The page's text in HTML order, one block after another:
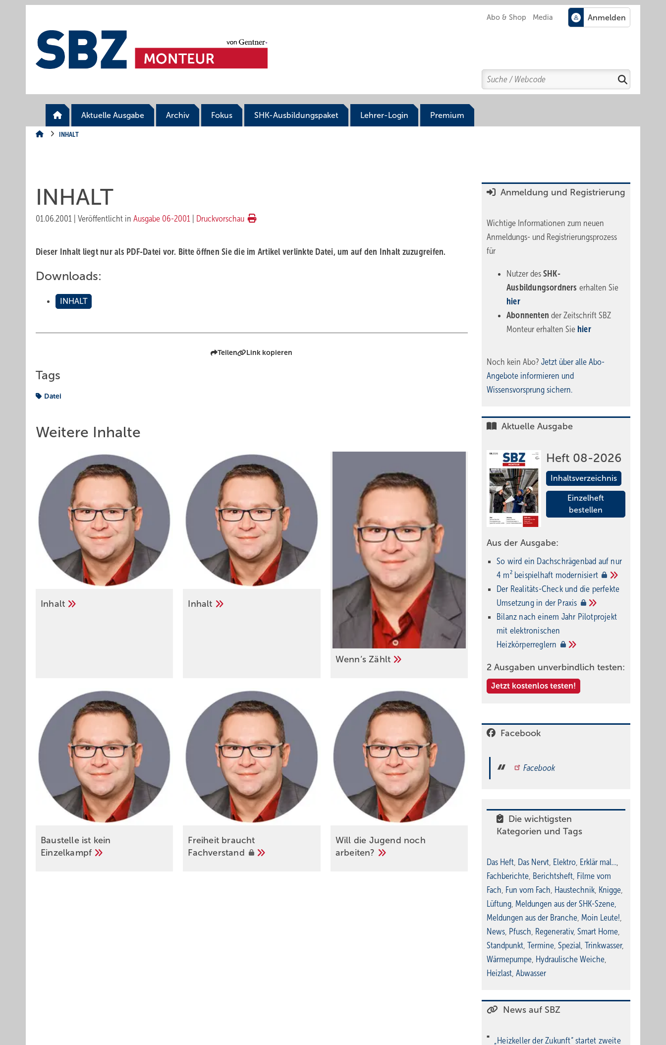
Abo & Shop Media
Search
Suchen
Aktuelle Ausgabe Archiv Fokus SHK-Ausbildungspaket Lehrer-Login Premium
INHALT
INHALT
01.06.2001 Veröffentlicht in Ausgabe 06-2001 Druckvorschau
Dieser Inhalt liegt nur als PDF-Datei vor. Bitte öffnen Sie die im Artikel verlinkte Datei, um auf den Inhalt zuzugreifen.
Downloads:
INHALT
Teilen Link kopieren
Tags
Datei
Weitere Inhalte
Inhalt Inhalt
Wenn‘s Zählt
Baustelle ist kein
Einzelkampf
Freiheit braucht
Fachverstand
Will die Jugend noch
arbeiten?
Anmeldung und Registrierung
Wichtige Informationen zum neuen
Anmeldungs- und Registrierungsprozess
für
Nutzer des SHK-
Ausbildungsordners erhalten Sie
hier
Abonnentender Zeitschrift SBZ
Monteur erhalten Sie hier
Noch kein Abo? Jetzt über alle Abo-
Angebote informieren und
Wissensvorsprung sichern.
Aktuelle Ausgabe
Heft 08-2026
Inhaltsverzeichnis
Einzelheft
bestellen
Aus der Ausgabe:
So wird ein Dach­schrägenbad auf nur
4 m² beispielhaft modernisiert
Der Realitäts-Check und die perfekte
Umsetzung in der Praxis
Bilanz nach einem Jahr Pilotprojekt
mit elektronischen
Heizkörperreglern
2 Ausgaben unverbindlich testen:
Jetzt kostenlos testen!
Facebook
Facebook
Die wichtigsten
Kategorien und Tags
Das Heft, Das Nervt, Elektro, Erklär mal…,
Fachberichte, Berichtsheft, Filme vom
Fach, Fun vom Fach, Haustechnik, Knigge,
Lüftung, Meldungen aus der SHK-Szene,
Meldungen aus der Branche, Moin Leute!,
News, Pfusch, Regenerativ, Smart Home,
Standpunkt, Termine, Spezial, Trinkwasser,
Wärmepumpe, Hydraulische Weiche,
Heizlast, Abwasser
News auf SBZ
„Heizkeller der Zu­kunft“ star­tet zwei­te